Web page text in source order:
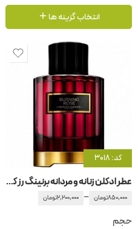
انتخاب گزینه ها
کد: 3018
عطر ادکلن زنانه و مردانه برنینگ رز کارولینا هررا
850,000تومان –
2,200,000تومان
حجم